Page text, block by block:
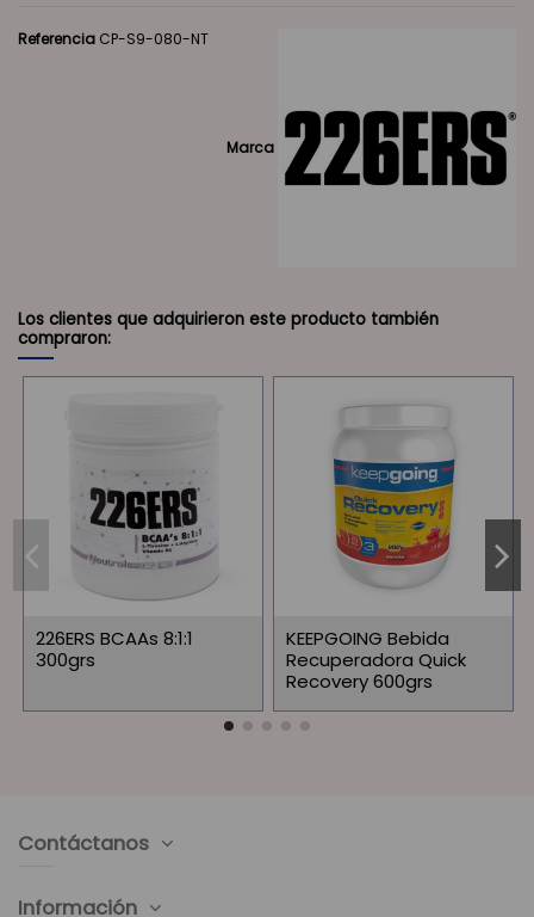
Marca
Referencia CP-S9-080-NT
Los clientes que adquirieron este producto también
compraron:
226ERS BCAAs 8:1:1
300grs
KEEPGOING Bebida
Recuperadora Quick
Recovery 600grs
Contáctanos
Información